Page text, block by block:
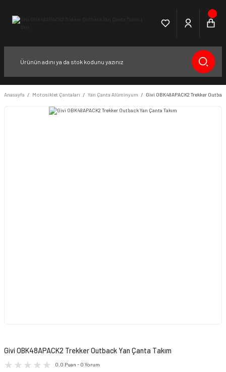
Anasayfa Motosiklet Çantaları Yan Çanta Alüminyum Givi OBK48APACK2 Trekker
Givi OBK48APACK2 Trekker Outback Yan Çanta Takım
0.0 Puan - 0 Yorum